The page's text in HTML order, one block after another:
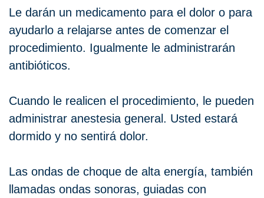
Le darán un medicamento para el dolor o para
ayudarlo a relajarse antes de comenzar el
procedimiento. Igualmente le administrarán
antibióticos.
Cuando le realicen el procedimiento, le pueden
administrar anestesia general. Usted estará
dormido y no sentirá dolor.
Las ondas de choque de alta energía, también
llamadas ondas sonoras, guiadas con